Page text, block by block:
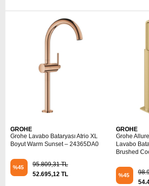
GROHE
Grohe Lavabo Bataryası Atrio XL
Boyut Warm Sunset – 24365DA0
%45
95.809,31 TL
52.695,12 TL
GROHE
Grohe
Lavabo
Brushed
%45